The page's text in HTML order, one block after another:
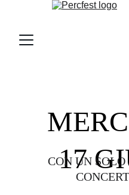
17
CON UN